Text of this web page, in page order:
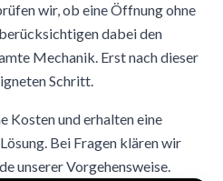
wir, ob eine Öffnung ohne
dabei den
Mechanik. Erst nach dieser
Schritt.
Kosten und erhalten eine
Bei Fragen klären wir
unserer Vorgehensweise.